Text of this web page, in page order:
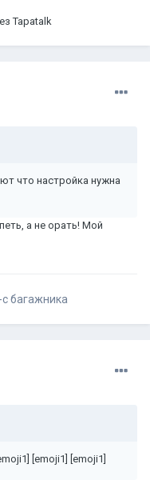
Tapatalk
что настройка нужна
а не орать! Мой
багажника
[emoji1] [emoji1]